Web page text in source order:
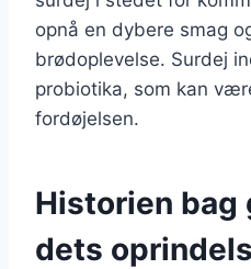
opnå en dybere smag
brødoplevelse. Surdej
probiotika, som kan
fordøjelsen.
Historien bag
dets